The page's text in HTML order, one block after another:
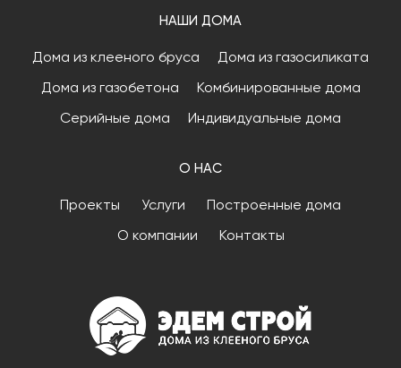
НАШИ ДОМА
Дома из клееного бруса Дома из газосиликата
Дома из газобетона Комбинированные дома
Серийные дома Индивидуальные дома
О НАС
Проекты Услуги Построенные дома
О компании Контакты